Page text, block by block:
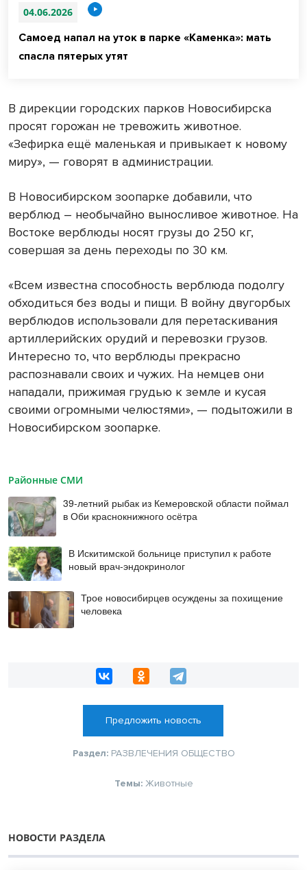
04.06.2026
Самоед напал на уток в парке «Каменка»: мать
спасла пятерых утят
В дирекции городских парков Новосибирска
просят горожан не тревожить животное.
«Зефирка ещё маленькая и привыкает к новому
миру», — говорят в администрации.
В Новосибирском зоопарке добавили, что
верблюд – необычайно выносливое животное. На
Востоке верблюды носят грузы до 250 кг,
совершая за день переходы по 30 км.
«Всем известна способность верблюда подолгу
обходиться без воды и пищи. В войну двугорбых
верблюдов использовали для перетаскивания
артиллерийских орудий и перевозки грузов.
Интересно то, что верблюды прекрасно
распознавали своих и чужих. На немцев они
нападали, прижимая грудью к земле и кусая
своими огромными челюстями», — подытожили в
Новосибирском зоопарке.
Районные СМИ
39-летний рыбак из Кемеровской области поймал
в Оби краснокнижного осётра
В Искитимской больнице приступил к работе
новый врач-эндокринолог
Трое новосибирцев осуждены за похищение
человека
Предложить новость
Раздел: РАЗВЛЕЧЕНИЯ ОБЩЕСТВО
Темы: Животные
НОВОСТИ РАЗДЕЛА